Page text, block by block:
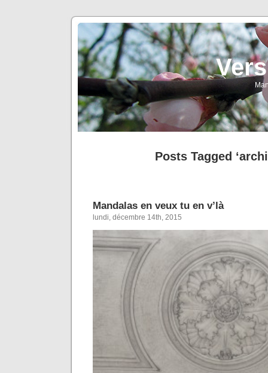
Posts Tagged
Mandalas en veux tu en v’là
lundi, décembre 14th, 2015